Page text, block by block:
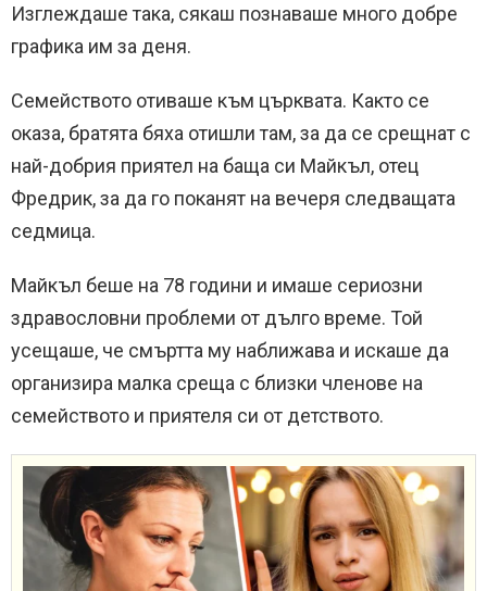
Изглеждаше така, сякаш познаваше много добре
графика им за деня.
Семейството отиваше към църквата. Както се
оказа, братята бяха отишли там, за да се срещнат с
най-добрия приятел на баща си Майкъл, отец
Фредрик, за да го поканят на вечеря следващата
седмица.
Майкъл беше на 78 години и имаше сериозни
здравословни проблеми от дълго време. Той
усещаше, че смъртта му наближава и искаше да
организира малка среща с близки членове на
семейството и приятеля си от детството.